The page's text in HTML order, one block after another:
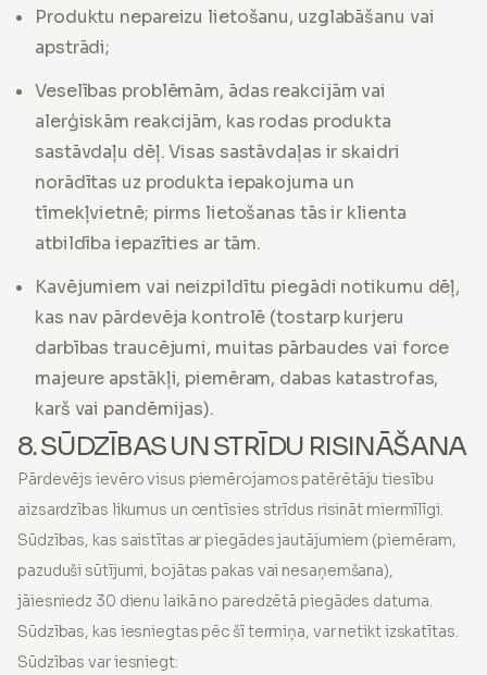
Produktu nepareizu lietošanu, uzglabāšanu vai
apstrādi;
Veselības problēmām, ādas reakcijām vai
alerģiskām reakcijām, kas rodas produkta
sastāvdaļu dēļ. Visas sastāvdaļas ir skaidri
norādītas uz produkta iepakojuma un
tīmekļvietnē; pirms lietošanas tās ir klienta
atbildība iepazīties ar tām.
Kavējumiem vai neizpildītu piegādi notikumu dēļ,
kas nav pārdevēja kontrolē (tostarp kurjeru
darbības traucējumi, muitas pārbaudes vai force
majeure apstākļi, piemēram, dabas katastrofas,
karš vai pandēmijas).
8. SŪDZĪBAS UN STRĪDU RISINĀŠANA
Pārdevējs ievēro visus piemērojamos patērētāju tiesību
aizsardzības likumus un centīsies strīdus risināt miermīlīgi.
Sūdzības, kas saistītas ar piegādes jautājumiem (piemēram,
pazuduši sūtījumi, bojātas pakas vai nesaņemšana),
jāiesniedz 30 dienu laikā no paredzētā piegādes datuma.
Sūdzības, kas iesniegtas pēc šī termiņa, var netikt izskatītas.
Sūdzības var iesniegt: